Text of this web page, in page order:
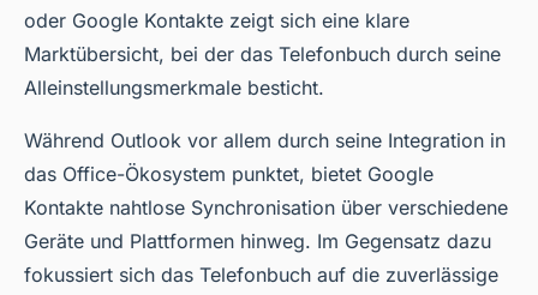
oder Google Kontakte zeigt sich eine klare
Marktübersicht, bei der das Telefonbuch durch seine
Alleinstellungsmerkmale besticht.
Während Outlook vor allem durch seine Integration in
das Office-Ökosystem punktet, bietet Google
Kontakte nahtlose Synchronisation über verschiedene
Geräte und Plattformen hinweg. Im Gegensatz dazu
fokussiert sich das Telefonbuch auf die zuverlässige